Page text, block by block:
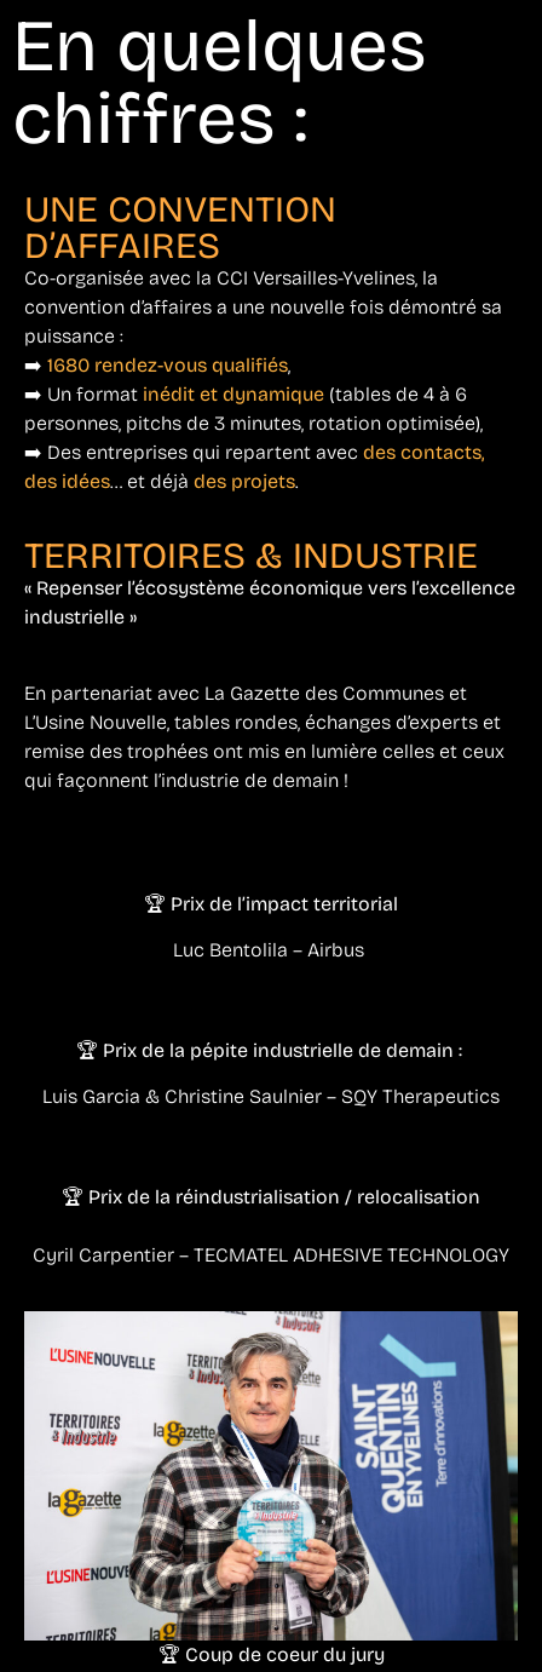
En quelques
chiffres :
UNE CONVENTION
D’AFFAIRES
Co-organisée avec la CCI Versailles-Yvelines, la
convention d’affaires a une nouvelle fois démontré sa
puissance :
➡️ 1680 rendez-vous qualifiés,
➡️ Un format inédit et dynamique (tables de 4 à 6
personnes, pitchs de 3 minutes, rotation optimisée),
➡️ Des entreprises qui repartent avec des contacts,
des idées… et déjà des projets.
TERRITOIRES & INDUSTRIE
« Repenser l’écosystème économique vers l’excellence
industrielle »
En partenariat avec La Gazette des Communes et
L’Usine Nouvelle, tables rondes, échanges d’experts et
remise des trophées ont mis en lumière celles et ceux
qui façonnent l’industrie de demain !
🏆 Prix de l’impact territorial
Luc Bentolila – Airbus
🏆 Prix de la pépite industrielle de demain :
Luis Garcia & Christine Saulnier – SQY Therapeutics
🏆 Prix de la réindustrialisation / relocalisation
Cyril Carpentier – TECMATEL ADHESIVE TECHNOLOGY
🏆 Coup de coeur du jury